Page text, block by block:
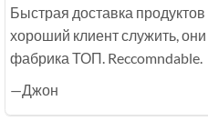
Быстрая доставка
хороший клиент служить,
фабрика ТОП. Reccomndable.
—Джон